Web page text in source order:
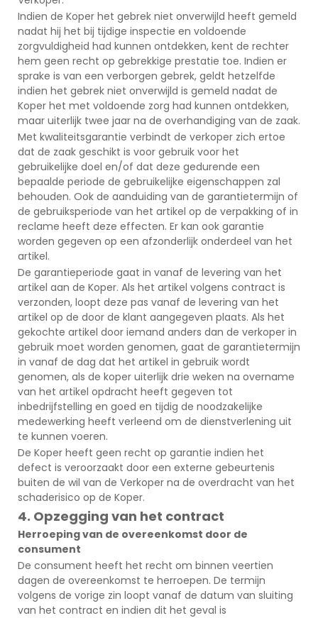
Indien de Koper het gebrek niet onverwijld heeft gemeld
nadat hij het bij tijdige inspectie en voldoende
zorgvuldigheid had kunnen ontdekken, kent de rechter
hem geen recht op gebrekkige prestatie toe. Indien er
sprake is van een verborgen gebrek, geldt hetzelfde
indien het gebrek niet onverwijld is gemeld nadat de
Koper het met voldoende zorg had kunnen ontdekken,
maar uiterlijk twee jaar na de overhandiging van de zaak.
Met kwaliteitsgarantie verbindt de verkoper zich ertoe
dat de zaak geschikt is voor gebruik voor het
gebruikelijke doel en/of dat deze gedurende een
bepaalde periode de gebruikelijke eigenschappen zal
behouden. Ook de aanduiding van de garantietermijn of
de gebruiksperiode van het artikel op de verpakking of in
reclame heeft deze effecten. Er kan ook garantie
worden gegeven op een afzonderlijk onderdeel van het
artikel.
De garantieperiode gaat in vanaf de levering van het
artikel aan de Koper. Als het artikel volgens contract is
verzonden, loopt deze pas vanaf de levering van het
artikel op de door de klant aangegeven plaats. Als het
gekochte artikel door iemand anders dan de verkoper in
gebruik moet worden genomen, gaat de garantietermijn
in vanaf de dag dat het artikel in gebruik wordt
genomen, als de koper uiterlijk drie weken na overname
van het artikel opdracht heeft gegeven tot
inbedrijfstelling en goed en tijdig de noodzakelijke
medewerking heeft verleend om de dienstverlening uit
te kunnen voeren.
De Koper heeft geen recht op garantie indien het
defect is veroorzaakt door een externe gebeurtenis
buiten de wil van de Verkoper na de overdracht van het
schaderisico op de Koper.
4. Opzegging van het contract
Herroeping van de overeenkomst door de
consument
De consument heeft het recht om binnen veertien
dagen de overeenkomst te herroepen. De termijn
volgens de vorige zin loopt vanaf de datum van sluiting
van het contract en indien dit het geval is